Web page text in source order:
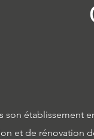
son établissement
et de rénovation